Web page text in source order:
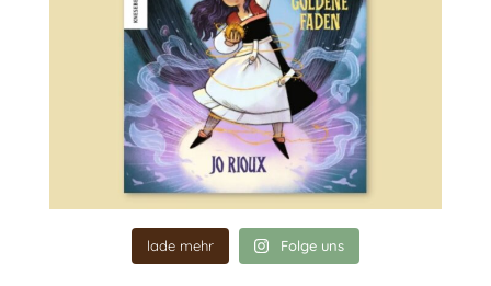
lade mehr Folge uns